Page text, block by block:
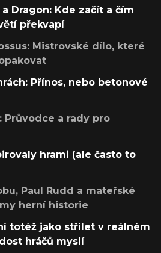
Dragon: Kde začít a čím
překvapí
Mistrovské dílo, které
Přínos, nebo betonové
Průvodce a rady pro
hrami (ale často to
Paul Rudd a mateřské
herní historie
totéž jako střílet v reálném
hráčů myslí